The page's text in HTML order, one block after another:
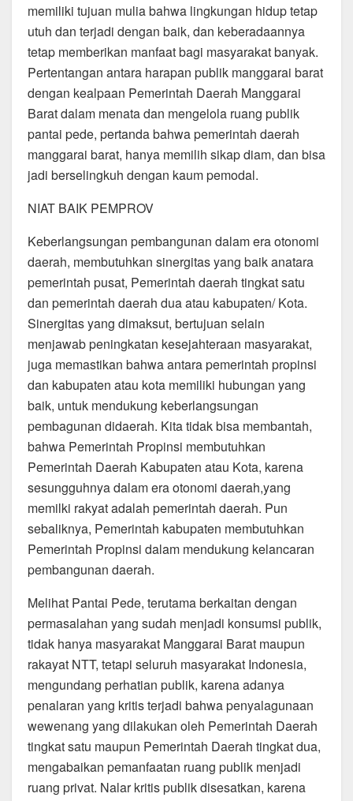
memiliki tujuan mulia bahwa lingkungan hidup tetap
utuh dan terjadi dengan baik, dan keberadaannya
tetap memberikan manfaat bagi masyarakat banyak.
Pertentangan antara harapan publik manggarai barat
dengan kealpaan Pemerintah Daerah Manggarai
Barat dalam menata dan mengelola ruang publik
pantai pede, pertanda bahwa pemerintah daerah
manggarai barat, hanya memilih sikap diam, dan bisa
jadi berselingkuh dengan kaum pemodal.
NIAT BAIK PEMPROV
Keberlangsungan pembangunan dalam era otonomi
daerah, membutuhkan sinergitas yang baik anatara
pemerintah pusat, Pemerintah daerah tingkat satu
dan pemerintah daerah dua atau kabupaten/ Kota.
Sinergitas yang dimaksut, bertujuan selain
menjawab peningkatan kesejahteraan masyarakat,
juga memastikan bahwa antara pemerintah propinsi
dan kabupaten atau kota memiliki hubungan yang
baik, untuk mendukung keberlangsungan
pembagunan didaerah. Kita tidak bisa membantah,
bahwa Pemerintah Propinsi membutuhkan
Pemerintah Daerah Kabupaten atau Kota, karena
sesungguhnya dalam era otonomi daerah,yang
memilki rakyat adalah pemerintah daerah. Pun
sebaliknya, Pemerintah kabupaten membutuhkan
Pemerintah Propinsi dalam mendukung kelancaran
pembangunan daerah.
Melihat Pantai Pede, terutama berkaitan dengan
permasalahan yang sudah menjadi konsumsi publik,
tidak hanya masyarakat Manggarai Barat maupun
rakayat NTT, tetapi seluruh masyarakat Indonesia,
mengundang perhatian publik, karena adanya
penalaran yang kritis terjadi bahwa penyalagunaan
wewenang yang dilakukan oleh Pemerintah Daerah
tingkat satu maupun Pemerintah Daerah tingkat dua,
mengabaikan pemanfaatan ruang publik menjadi
ruang privat. Nalar kritis publik disesatkan, karena